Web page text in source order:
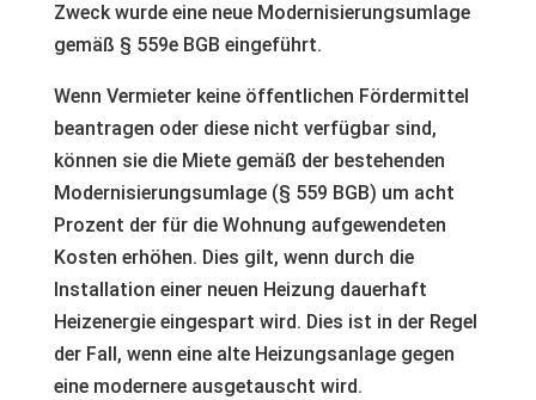
Zweck wurde eine neue Modernisierungsumlage
gemäß § 559e BGB eingeführt.
Wenn Vermieter keine öffentlichen Fördermittel
beantragen oder diese nicht verfügbar sind,
können sie die Miete gemäß der bestehenden
Modernisierungsumlage (§ 559 BGB) um acht
Prozent der für die Wohnung aufgewendeten
Kosten erhöhen. Dies gilt, wenn durch die
Installation einer neuen Heizung dauerhaft
Heizenergie eingespart wird. Dies ist in der Regel
der Fall, wenn eine alte Heizungsanlage gegen
eine modernere ausgetauscht wird.